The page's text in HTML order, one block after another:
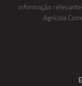
informação
Agrícola